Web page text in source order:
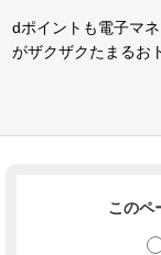
dポイントも電子マ
がザクザクたまるお
このペ